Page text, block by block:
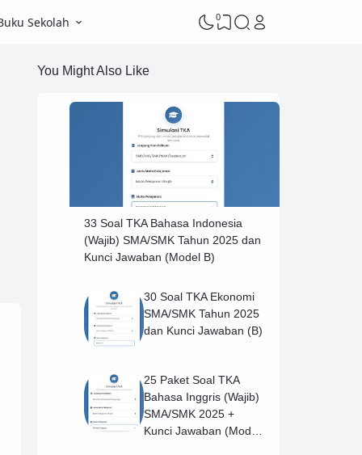
Sekolah 0
You Might Also Like
33 Soal TKA Bahasa Indonesia
(Wajib) SMA/SMK Tahun 2025 dan
Kunci Jawaban (Model B)
30 Soal TKA Ekonomi
SMA/SMK Tahun 2025
dan Kunci Jawaban (B)
25 Paket Soal TKA
Bahasa Inggris (Wajib)
SMA/SMK 2025 +
Kunci Jawaban (Model